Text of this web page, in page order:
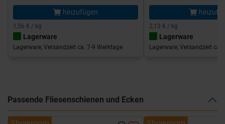
hinzufügen
1,56 € / kg
Lagerware
Lagerware, Versandzeit ca. 7-9 Werktage
2,13 € / kg
Lagerware
Lagerware, Versandzeit ca.
Passende Fliesenschienen und Ecken